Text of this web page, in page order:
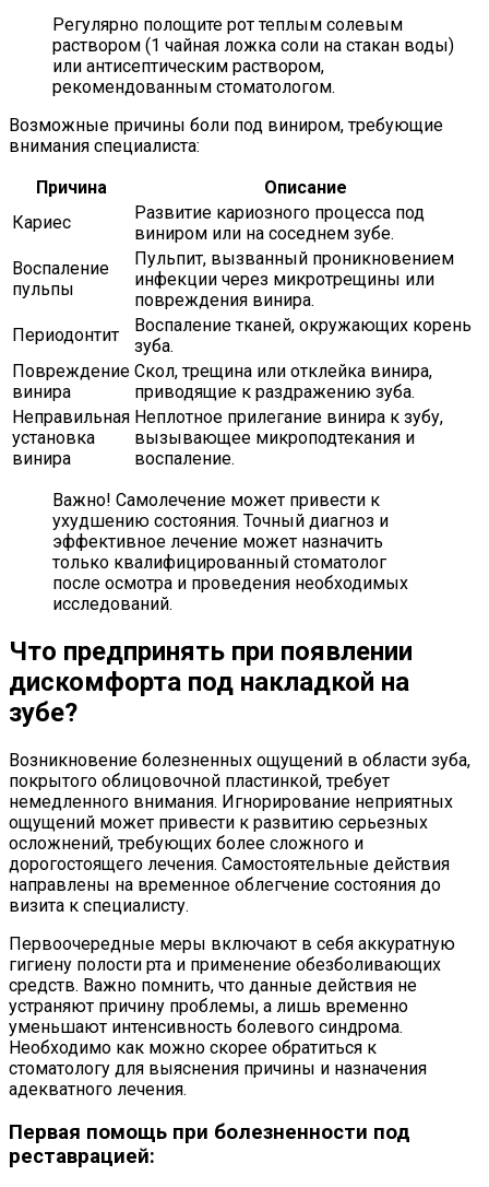
Регулярно полощите рот теплым солевым
раствором (1 чайная ложка соли на стакан воды)
или антисептическим раствором,
рекомендованным стоматологом.
Возможные причины боли под виниром, требующие
внимания специалиста:
Причина
Описание
Кариес
Развитие кариозного процесса под
виниром или на соседнем зубе.
Воспаление
пульпы
Пульпит, вызванный проникновением
инфекции через микротрещины или
повреждения винира.
Периодонтит
Воспаление тканей, окружающих корень
зуба.
Повреждение
винира
Скол, трещина или отклейка винира,
приводящие к раздражению зуба.
Неправильная
установка
винира
Неплотное прилегание винира к зубу,
вызывающее микроподтекания и
воспаление.
Важно! Самолечение может привести к
ухудшению состояния. Точный диагноз и
эффективное лечение может назначить
только квалифицированный стоматолог
после осмотра и проведения необходимых
исследований.
Что предпринять при появлении
дискомфорта под накладкой на
зубе?
Возникновение болезненных ощущений в области зуба,
покрытого облицовочной пластинкой, требует
немедленного внимания. Игнорирование неприятных
ощущений может привести к развитию серьезных
осложнений, требующих более сложного и
дорогостоящего лечения. Самостоятельные действия
направлены на временное облегчение состояния до
визита к специалисту.
Первоочередные меры включают в себя аккуратную
гигиену полости рта и применение обезболивающих
средств. Важно помнить, что данные действия не
устраняют причину проблемы, а лишь временно
уменьшают интенсивность болевого синдрома.
Необходимо как можно скорее обратиться к
стоматологу для выяснения причины и назначения
адекватного лечения.
Первая помощь при болезненности под
реставрацией: